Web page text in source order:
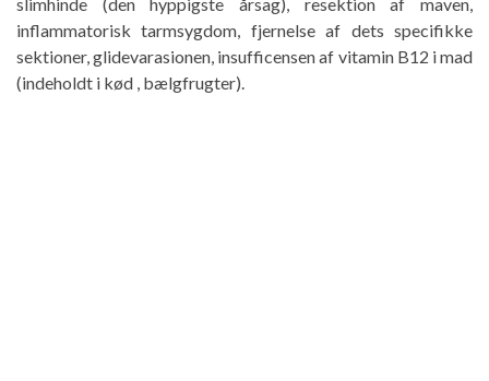
inflammatorisk tarmsygdom, fjernelse af dets specifikke
sektioner, glidevarasionen, insufficensen af ​​vitamin B12 i mad
(indeholdt i kød , bælgfrugter).